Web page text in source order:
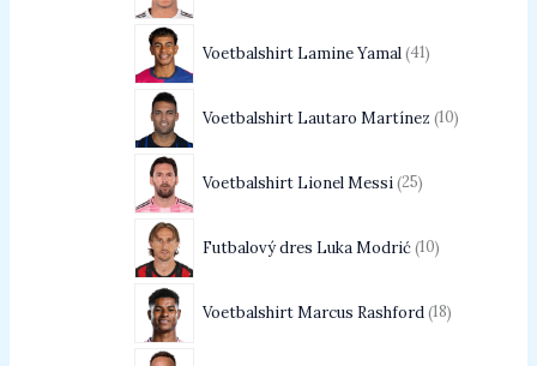
Voetbalshirt Lamine Yamal 41
Voetbalshirt Lautaro Martínez 10
Voetbalshirt Lionel Messi 25
Futbalový dres Luka Modrić 10
Voetbalshirt Marcus Rashford 18